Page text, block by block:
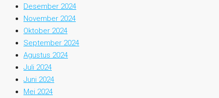
Desember 2024
November 2024
Oktober 2024
September 2024
Agustus 2024
Juli 2024
Juni 2024
Mei 2024